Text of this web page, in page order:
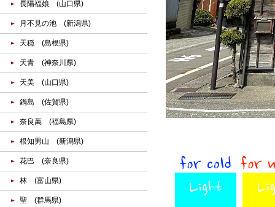
長陽福娘 (山口県)
月不見の池 (新潟県)
天穏 (島根県)
天青 (神奈川県)
天美 (山口県)
鍋島 (佐賀県)
奈良萬 (福島県)
根知男山 (新潟県)
花巴 (奈良県)
林 (富山県)
聖 (群馬県)